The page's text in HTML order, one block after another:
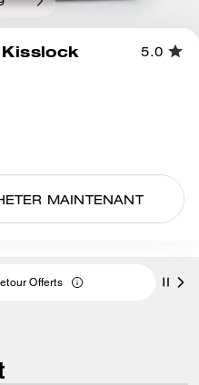
5.0
MAINTENANT
Offerts